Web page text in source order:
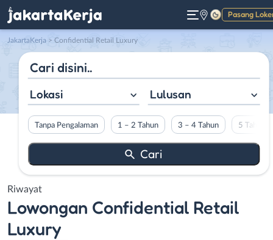
Pasang
Gelap
JakartaKerja > Confidential Retail Luxury
Lokasi Lulusan
Tanpa Pengalaman 1 – 2 Tahun 3 – 4 Tahun 5 Tahun
Riwayat
Lowongan Confidential Retail
Luxury